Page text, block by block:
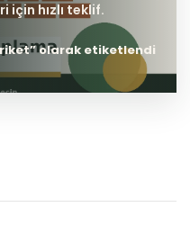
olarak etiketlendi